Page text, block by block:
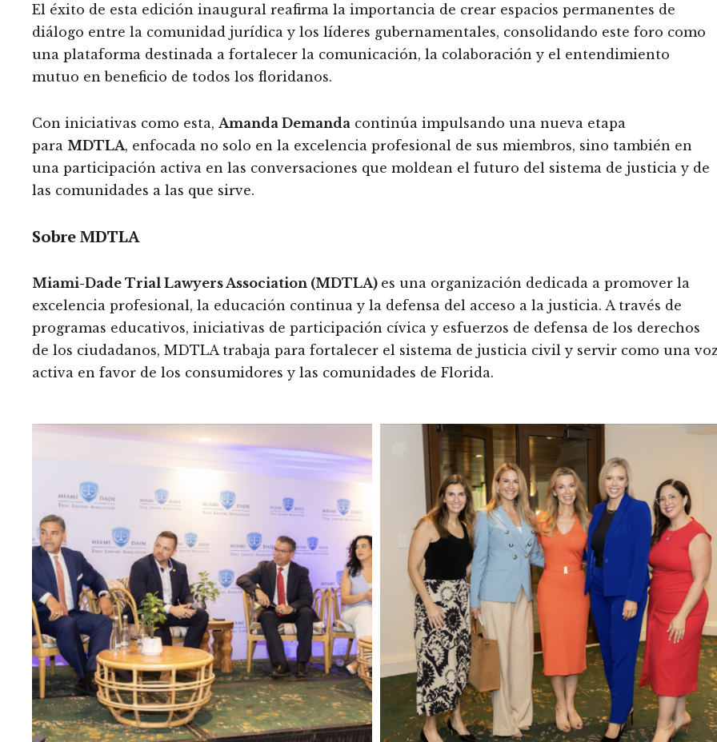
El éxito de esta edición inaugural reafirma la importancia de crear espacios permanentes de
diálogo entre la comunidad jurídica y los líderes gubernamentales, consolidando este foro como
una plataforma destinada a fortalecer la comunicación, la colaboración y el entendimiento
mutuo en beneficio de todos los floridanos.
Con iniciativas como esta, Amanda Demanda continúa impulsando una nueva etapa
para MDTLA, enfocada no solo en la excelencia profesional de sus miembros, sino también en
una participación activa en las conversaciones que moldean el futuro del sistema de justicia y de
las comunidades a las que sirve.
Sobre MDTLA
Miami-Dade Trial Lawyers Association (MDTLA) es una organización dedicada a promover la
excelencia profesional, la educación continua y la defensa del acceso a la justicia. A través de
programas educativos, iniciativas de participación cívica y esfuerzos de defensa de los derechos
de los ciudadanos, MDTLA trabaja para fortalecer el sistema de justicia civil y servir como una
activa en favor de los consumidores y las comunidades de Florida.